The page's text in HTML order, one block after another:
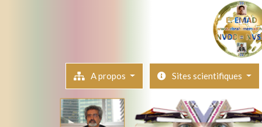
A propos Sites scientifiques